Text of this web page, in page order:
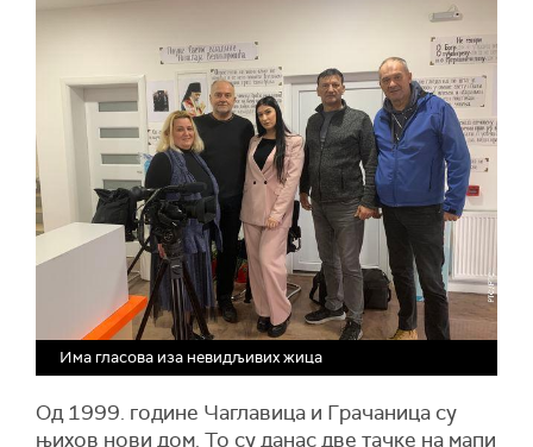
Има гласова иза невидљивих жица
Од 1999. године Чаглавица и Грачаница су
њихов нови дом. То су данас две тачке на мапи